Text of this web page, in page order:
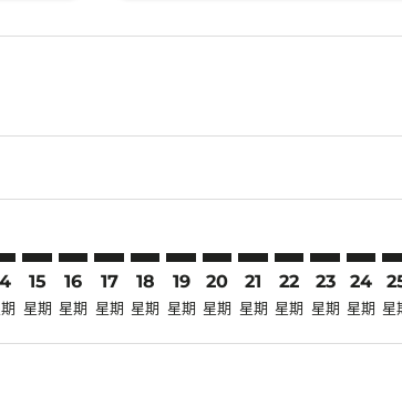
15
星期
16
星期
17
星期
18
星期
19
星期
20
星期
21
星期
MNL–ICN:
22
星期
23
星期
24
星期 星